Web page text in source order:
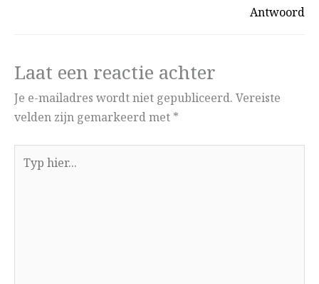
Antwoord
Laat een reactie achter
Je e-mailadres wordt niet gepubliceerd. Vereiste
velden zijn gemarkeerd met *
hier...